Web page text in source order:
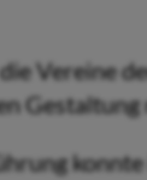
Vereine